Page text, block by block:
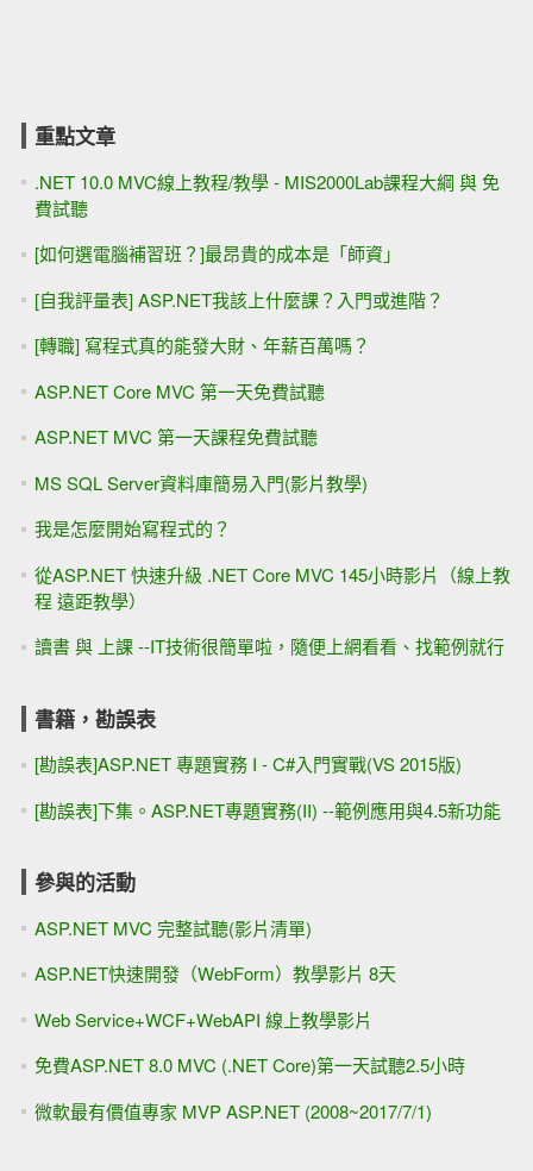
重點文章
.NET 10.0 MVC線上教程/教學 - MIS2000Lab課程大綱 與 免
費試聽
[如何選電腦補習班？]最昂貴的成本是「師資」
[自我評量表] ASP.NET我該上什麼課？入門或進階？
[轉職] 寫程式真的能發大財、年薪百萬嗎？
ASP.NET Core MVC 第一天免費試聽
ASP.NET MVC 第一天課程免費試聽
MS SQL Server資料庫簡易入門(影片教學)
我是怎麼開始寫程式的？
從ASP.NET 快速升級 .NET Core MVC 145小時影片（線上教
程 遠距教學）
讀書 與 上課 --IT技術很簡單啦，隨便上網看看、找範例就行
書籍，勘誤表
[勘誤表]ASP.NET 專題實務 I - C#入門實戰(VS 2015版)
[勘誤表]下集。ASP.NET專題實務(II) --範例應用與4.5新功能
參與的活動
ASP.NET MVC 完整試聽(影片清單)
ASP.NET快速開發（WebForm）教學影片 8天
Web Service+WCF+WebAPI 線上教學影片
免費ASP.NET 8.0 MVC (.NET Core)第一天試聽2.5小時
微軟最有價值專家 MVP ASP.NET (2008~2017/7/1)